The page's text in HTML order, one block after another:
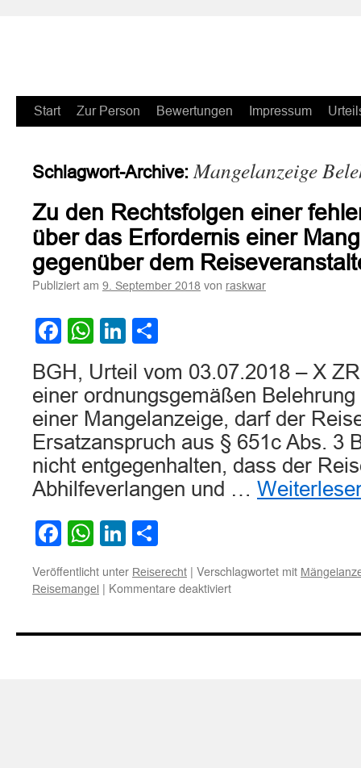
Zum
springen
Start Zur Person Bewertungen Impressum
Schlagwort-Archive:Mangelanzeige
Zu den Rechtsfolgen einer
über das Erfordernis einer
gegenüber dem
Publiziert am 9. September 2018 von raskwar
Facebook
WhatsApp
LinkedIn
BGH, Urteil vom 03.07.2018 – X
einer ordnungsgemäßen
einer Mangelanzeige, darf der
Ersatzanspruch aus § 651c Abs. 3
nicht entgegenhalten, dass der
Abhilfeverlangen und …
Facebook
WhatsApp
LinkedIn
Veröffentlicht unter Reiserecht | Verschlagwortet mit
Reisemangel | Kommentare deaktiviertfür
Rechtsfolgen